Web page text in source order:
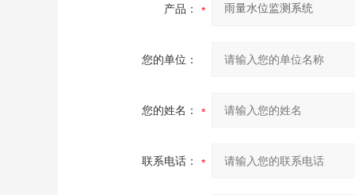
产品：
您的单位：
您的姓名：
联系电话：